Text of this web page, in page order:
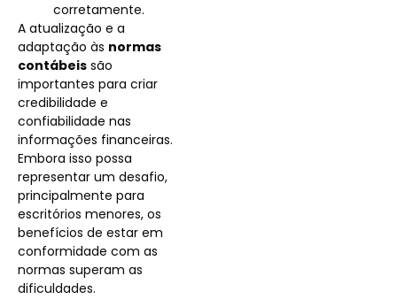
corretamente.
A atualização e a
adaptação às normas
contábeis são
importantes para criar
credibilidade e
confiabilidade nas
informações financeiras.
Embora isso possa
representar um desafio,
principalmente para
escritórios menores, os
benefícios de estar em
conformidade com as
normas superam as
dificuldades.